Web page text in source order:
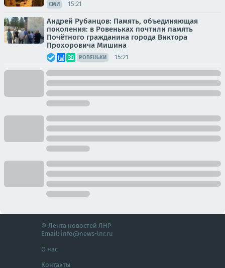
СМИ 15:21
Андрей Рубанцов: Память, объединяющая
поколения: в Ровеньках почтили память
Почётного гражданина города Виктора
Прохоровича Мишина
РОВЕНЬКИ 15:21
© Лента новостей ЛНР
Email: info@news-lnr.ru
О нас
Контакты